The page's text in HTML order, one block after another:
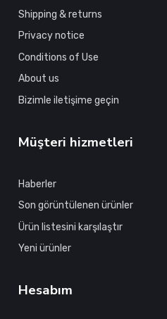
Shipping & returns
Privacy notice
Conditions of Use
About us
Bizimle iletişime geçin
Müşteri hizmetleri
Haberler
Son görüntülenen ürünler
Ürün listesini karşılaştır
Yeni ürünler
Hesabım